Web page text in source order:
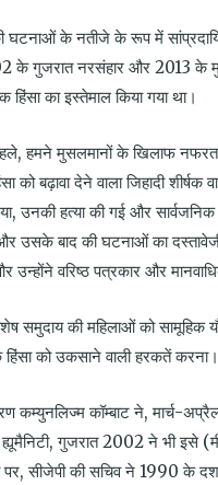
घटनाओं के नतीजे के रूप में
के गुजरात नरसंहार और 2013 के
का इस्तेमाल किया गया था।
हमने मुसलमानों के खिलाफ
को बढ़ावा देने वाला जिहादी
उनकी हत्या की गई और
उसके बाद की घटनाओं का
और उन्होंने वरिष्ठ पत्रकार और
समुदाय की महिलाओं को
को उकसाने वाली हरकतें करना।
कम्युनलिज्म कॉम्बाट ने, मार्च-
गुजरात 2002 ने भी इसे
पर, सीजेपी की सचिव ने 1990 के